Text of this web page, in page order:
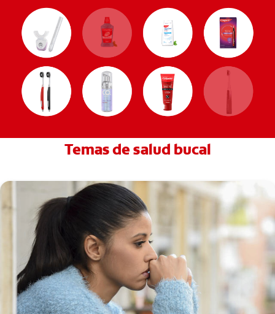
Temas de salud bucal